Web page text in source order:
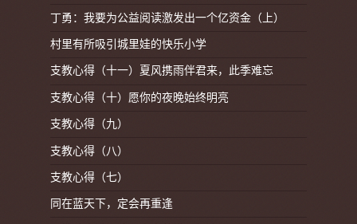
丁勇：我要为公益阅读激发出一个亿资金（上）
村里有所吸引城里娃的快乐小学
支教心得（十一）夏风携雨伴君来，此季难忘
支教心得（十）愿你的夜晚始终明亮
支教心得（九）
支教心得（八）
支教心得（七）
同在蓝天下，定会再重逢